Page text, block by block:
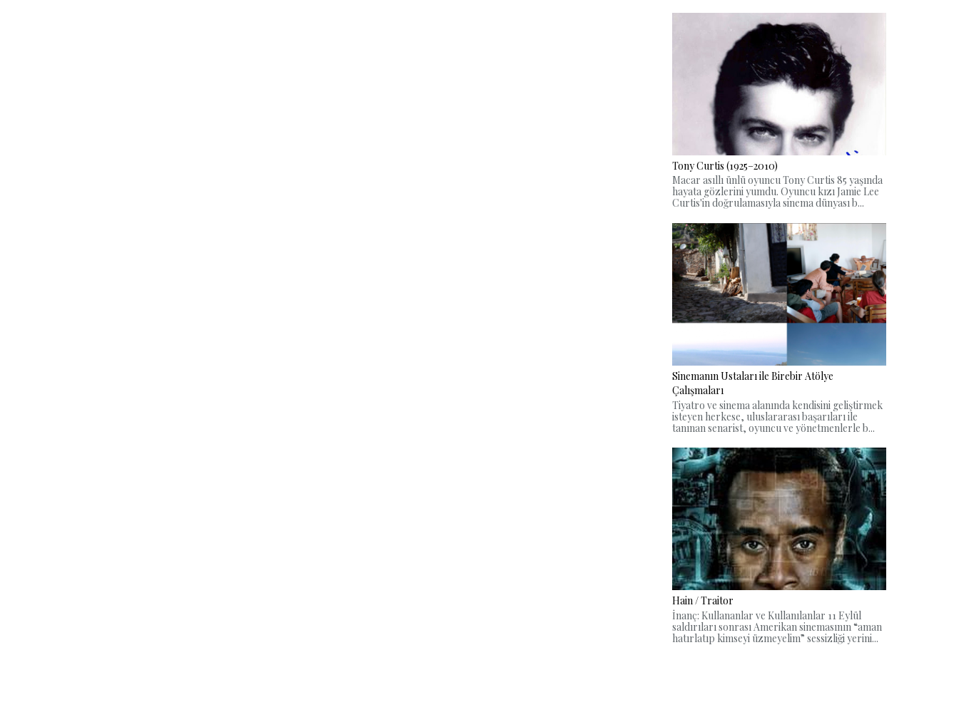
Tony Curtis (1925–2010)
Macar asıllı ünlü oyuncu Tony Curtis 85 yaşında
hayata gözlerini yumdu. Oyuncu kızı Jamie Lee
Curtis'in doğrulamasıyla sinema dünyası b...
Sinemanın Ustaları ile Birebir Atölye
Çalışmaları
Tiyatro ve sinema alanında kendisini geliştirmek
isteyen herkese, uluslararası başarıları ile
tanınan senarist, oyuncu ve yönetmenlerle b...
Hain / Traitor
İnanç: Kullananlar ve Kullanılanlar 11 Eylül
saldırıları sonrası Amerikan sinemasının “aman
hatırlatıp kimseyi üzmeyelim” sessizliği yerini...